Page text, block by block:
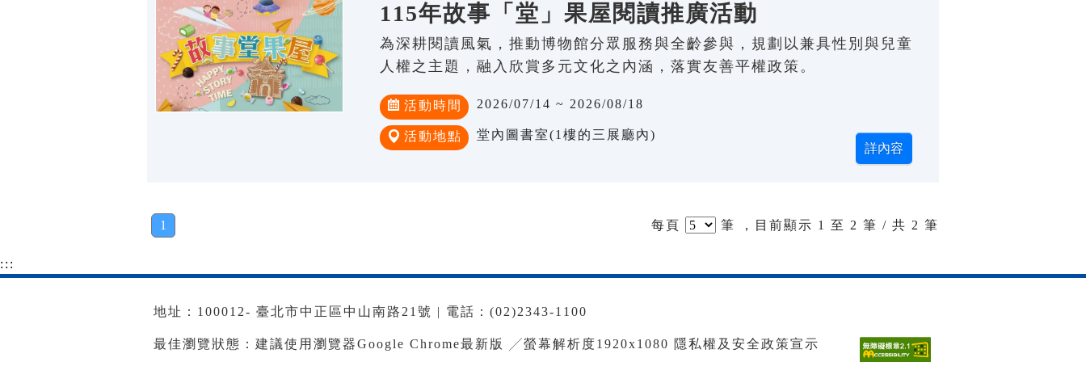
115年故事「堂」果屋閱讀推廣活動
為深耕閱讀風氣，推動博物館分眾服務與全齡參與，規劃以兼具性別與兒童
人權之主題，融入欣賞多元文化之內涵，落實友善平權政策。
活動時間 2026/07/14 ~ 2026/08/18
活動地點 堂內圖書室(1樓的三展廳內)
1 每頁 筆 ，目前顯示 1 至 2 筆 / 共 2 筆
:::
地址：100012- 臺北市中正區中山南路21號 | 電話：(02)2343-1100
最佳瀏覽狀態：建議使用瀏覽器Google Chrome最新版 ╱螢幕解析度1920x1080 隱私權及安全政策宣示